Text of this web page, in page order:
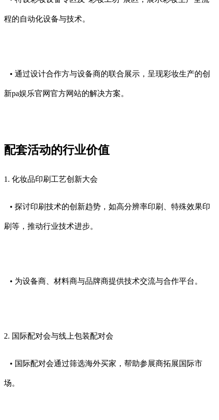
程的自动化设备与技术。
• 通过设计合作方与设备商的联合展示，呈现彩妆生产的创
新pa娱乐官网官方网站的解决方案。
配套活动的行业价值
1. 化妆品印刷工艺创新大会
• 探讨印刷技术的创新趋势，如高分辨率印刷、特殊效果印
刷等，推动行业技术进步。
• 为设备商、材料商与品牌商提供技术交流与合作平台。
2. 国际配对会与线上包装配对会
• 国际配对会通过筛选海外买家，帮助参展商拓展国际市
场。